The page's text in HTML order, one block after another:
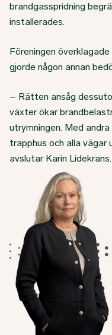
brandgasspridning
installerades.
Föreningen
gjorde någon annan
– Rätten ansåg
växter ökar
utrymningen. Med
trapphus och alla
avslutar Karin Lidekrans.